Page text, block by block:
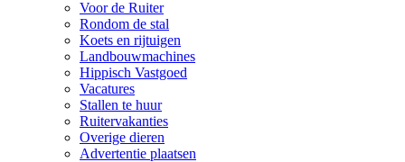
Voor de Ruiter
Rondom de stal
Koets en rijtuigen
Landbouwmachines
Hippisch Vastgoed
Vacatures
Stallen te huur
Ruitervakanties
Overige dieren
Advertentie plaatsen